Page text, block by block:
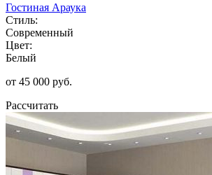
Гостиная Араука
Стиль:
Современный
Цвет:
Белый
от 45 000 руб.
Рассчитать